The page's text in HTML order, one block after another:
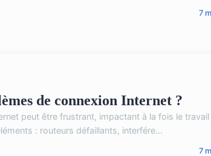
7
de connexion Internet ?
peut être frustrant, impactant à la fois le
: routeurs défaillants, interfére...
7